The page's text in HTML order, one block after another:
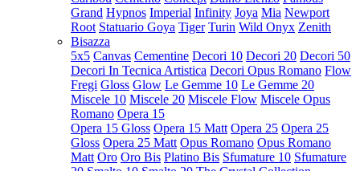
Grand Hypnos Imperial Infinity Joya Mia Newport
Root Statuario Goya Tiger Turin Wild Onyx Zenith
Bisazza
5x5 Canvas Cementine Decori 10 Decori 20 Decori 50
Decori In Tecnica Artistica Decori Opus Romano Flow
Fregi Gloss Glow Le Gemme 10 Le Gemme 20
Miscele 10 Miscele 20 Miscele Flow Miscele Opus
Romano Opera 15
Opera 15 Gloss Opera 15 Matt Opera 25 Opera 25
Gloss Opera 25 Matt Opus Romano Opus Romano
Matt Oro Oro Bis Platino Bis Sfumature 10 Sfumature